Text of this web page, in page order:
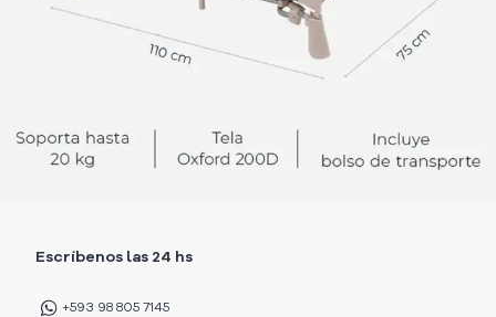
Escríbenos las 24 hs
+593 98 805 7145